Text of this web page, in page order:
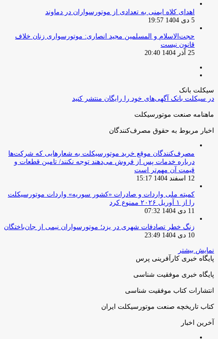
اهدای کلاه ایمنی به تعدادی از موتورسواران در دماوند
5 دی 1404 19:57
حجت‌الاسلام و المسلمین مجید انصاری: موتورسواری زنان خلاف
قانون نیست
25 آذر 1404 20:40
سیکلت بانک
در سیکلت بانک آگهی‌های خود را رایگان منتشر کنید
ماهنامه صنعت موتورسیکلت
اخبار مربوط به حقوق مصرف‌کنندگان
مصرف‌کنندگان موقع خرید موتورسیکلت به شعارهایی که شرکت‌ها
درباره خدمات پس از فروش می‌دهند توجه نکنند/ تامین قطعات و
قیمت آن مهم‌تر است
12 اسفند 1404 15:17
کمیته ملی واردات و صادرات «کشور سوریه» واردات موتورسیکلت
را از ۱ آوریل ۲۰۲۶ ممنوع کرد
11 دی 1404 07:32
زنگ خطر تصادفات شهری در یزد؛ موتورسواران نیمی از جان‌باختگان
10 دی 1404 23:49
نمایش بیشتر
پایگاه خبری کارآفرینی پرس
پایگاه خبری موفقیت شناسی
انتشارات کتاب موفقیت شناسی
کتاب تاریخچه صنعت موتورسیکلت ایران
آخرین اخبار